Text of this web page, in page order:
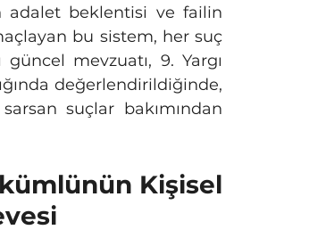
adalet beklentisi ve failin
bu sistem, her suç
mevzuatı, 9. Yargı
değerlendirildiğinde,
suçlar bakımından
Kişisel